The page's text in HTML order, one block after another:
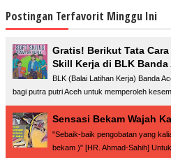
Postingan Terfavorit Minggu Ini
Gratis! Berikut Tata
Skill Kerja di BLK Banda
BLK (Balai Latihan Kerja) Banda
bagi putra putri Aceh untuk memperoleh
Sensasi Bekam Wajah
"Sebaik-baik pengobatan yang
bekam )" [HR. Ahmad-Sahih]